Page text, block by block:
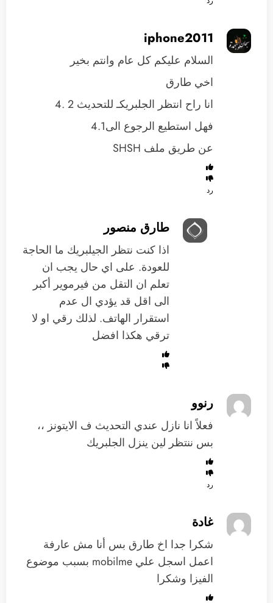
iphone2011
السلام عليكم كل عام وانتم بخير
اخي طارق
انا راح انتظر الجلبريكـ للتحديث 2 .4
فهل استطيع الرجوع الى4.1
عن طريق ملف SHSH
رد
طارق منصور
اذا كنت نتظر الجيلبريك ما الحاجة
للعودة. على اي حال يجب ان
تعلم ان التقل من فيرموير أكبر
الى اقل قد يؤدي ال عدم
استقرار الهاتف. لذلك رقي او لا
ترقي هكذا افضل
رنوو
فعلاً انا نازل عندي التحديث ف الايتونز ،،
بس ننتظر لين ينزل الجلبريك
رد
غادة
شكرا جدا اخ طارق بس أنا مش عارفة
اعمل اسجل علي mobilme بسبب موضوع
الفيزا وشكرا